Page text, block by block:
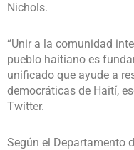
Nichols.
“Unir a la comunidad
pueblo haitiano es
unificado que ayude a
democráticas de Haití,
Twitter.
Según el Departamento